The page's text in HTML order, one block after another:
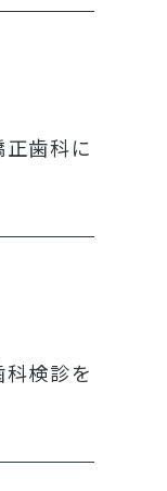
正歯科に
科検診を